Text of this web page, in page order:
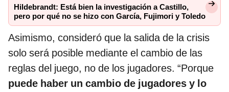
Hildebrandt: Está bien la investigación a Castillo,
pero por qué no se hizo con García, Fujimori y Toledo
Asimismo, consideró que la salida de la crisis
solo será posible mediante el cambio de las
reglas del juego, no de los jugadores. “Porque
puede haber un cambio de jugadores y lo